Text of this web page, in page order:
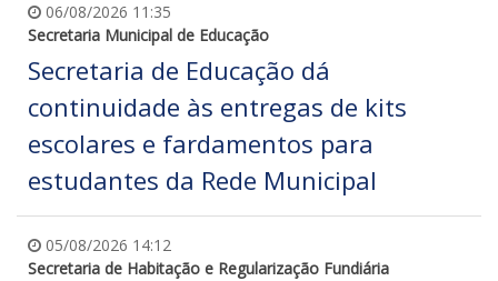
06/08/2026 11:35
Secretaria Municipal de Educação
Secretaria de Educação dá
continuidade às entregas de kits
escolares e fardamentos para
estudantes da Rede Municipal
05/08/2026 14:12
Secretaria de Habitação e Regularização Fundiária